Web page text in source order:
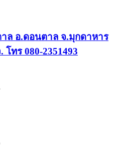
ล อ.ดอนตาล จ.มุกดาหาร
โทร 080-2351493